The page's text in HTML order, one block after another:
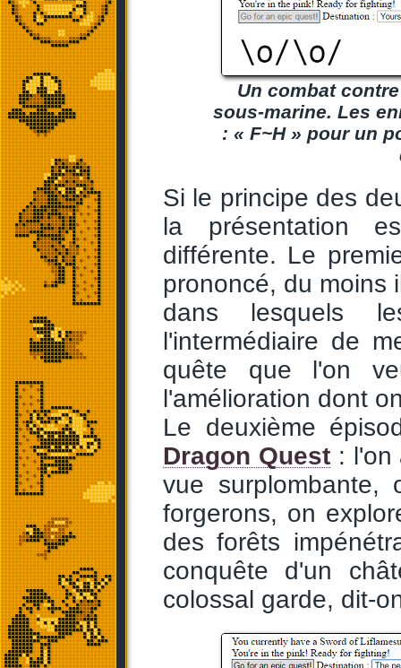
Un combat
sous-marine. Les
: « F~H » pour un
Si le principe des
la présentation
différente. Le
prononcé, du moins
dans lesquels
l'intermédiaire de
quête que l'on
l'amélioration dont
Le deuxième
Dragon Quest: l'on
vue surplombante,
forgerons, on
des forêts
conquête d'un
colossal garde, dit-